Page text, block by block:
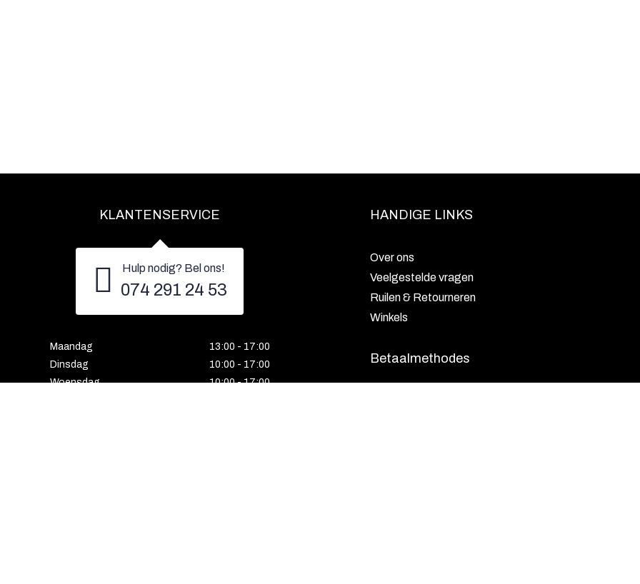
KLANTENSERVICE
Hulp nodig? Bel ons!
074 291 24 53
Maandag
13:00 - 17:00
Dinsdag
10:00 - 17:00
Woensdag
10:00 - 17:00
HANDIGE LINKS
Over ons
Veelgestelde vragen
Ruilen & Retourneren
Winkels
Betaalmethodes